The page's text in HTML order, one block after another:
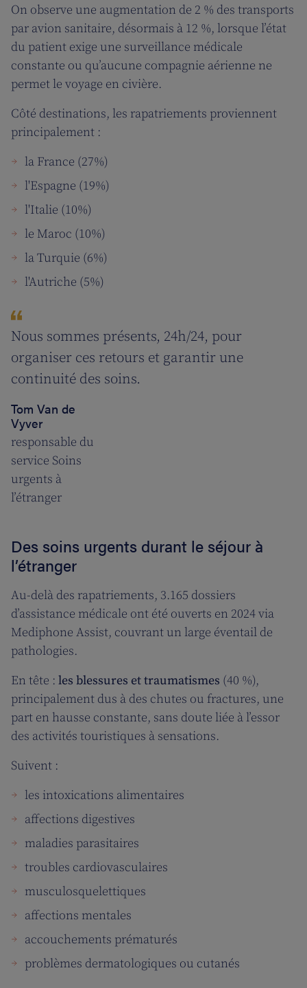
On observe une augmentation de 2 % des transports
par avion sanitaire, désormais à 12 %, lorsque l’état
du patient exige une surveillance médicale
constante ou qu’aucune compagnie aérienne ne
permet le voyage en civière.
Côté destinations, les rapatriements proviennent
principalement :
la France (27%)
l'Espagne (19%)
l'Italie (10%)
le Maroc (10%)
la Turquie (6%)
l'Autriche (5%)
Tom Van de
Vyver
responsable du
service Soins
urgents à
l’étranger
Nous sommes présents, 24h/24, pour
organiser ces retours et garantir une
continuité des soins.
Des soins urgents durant le séjour à
l’étranger
Au-delà des rapatriements, 3.165 dossiers
d’assistance médicale ont été ouverts en 2024 via
Mediphone Assist, couvrant un large éventail de
pathologies.
En tête : les blessures et traumatismes (40 %),
principalement dus à des chutes ou fractures, une
part en hausse constante, sans doute liée à l’essor
des activités touristiques à sensations.
Suivent :
les intoxications alimentaires
affections digestives
maladies parasitaires
troubles cardiovasculaires
musculosquelettiques
affections mentales
accouchements prématurés
problèmes dermatologiques ou cutanés